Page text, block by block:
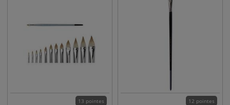
13 pointes 12 pointes